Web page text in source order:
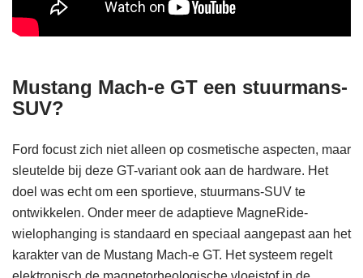
Mustang Mach-e GT een stuurmans-
SUV?
Ford focust zich niet alleen op cosmetische aspecten, maar
sleutelde bij deze GT-variant ook aan de hardware. Het
doel was echt om een sportieve, stuurmans-SUV te
ontwikkelen. Onder meer de adaptieve MagneRide-
wielophanging is standaard en speciaal aangepast aan het
karakter van de Mustang Mach-e GT. Het systeem regelt